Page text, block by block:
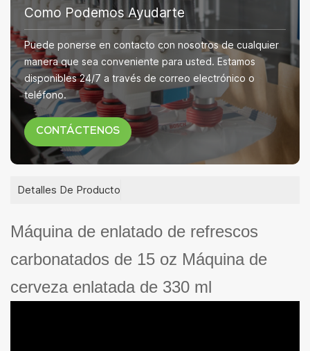
Como Podemos Ayudarte
Puede ponerse en contacto con nosotros de cualquier
manera que sea conveniente para usted. Estamos
disponibles 24/7 a través de correo electrónico o
teléfono.
CONTÁCTENOS
Detalles De Producto
Máquina de enlatado de refrescos
carbonatados de 15 oz Máquina de
cerveza enlatada de 330 ml